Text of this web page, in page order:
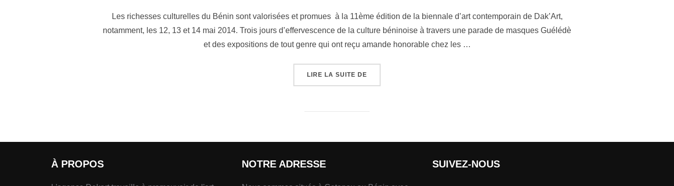
Les richesses culturelles du Bénin sont valorisées et promues à la 11ème édition de la biennale d’art contemporain de Dak’Art,
notamment, les 12, 13 et 14 mai 2014. Trois jours d’effervescence de la culture béninoise à travers une parade de masques Guélédè
et des expositions de tout genre qui ont reçu amande honorable chez les …
LIRE LA SUITE DE
À PROPOS NOTRE ADRESSE SUIVEZ-NOUS